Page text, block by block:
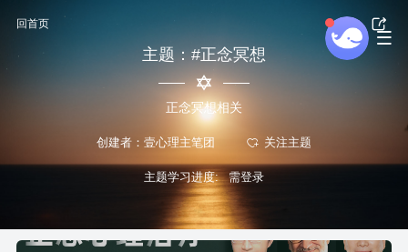
回首页
主题：#正念冥想
正念冥想相关
创建者：壹心理主笔团
主题学习进度: